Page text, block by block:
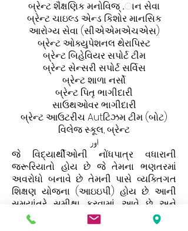
બ્રેન્ટ શૈક્ષણિક મનોવિજ્ .ાન સેવા
બ્રેન્ટ ચાઇલ્ડ એન્ડ કિશોર માનસિક
આરોગ્ય સેવા (સીએએમએચએસ)
બ્રેન્ટ ઓક્યુપેશનલ થેરાપિસ્ટ
બ્રેન્ટ બિહેવિયર સપોર્ટ ટીમ
બ્રેન્ટ સેન્સરી સપોર્ટ સર્વિસ
બ્રેન્ટ શાળા નર્સો
બ્રેન્ટ પિતૃ ભાગીદારી
સાઉથઓવર ભાગીદારી
બ્રેન્ટ આઉટરીચ Autટિઝમ ટીમ (બોટ)
વિલેજ સ્કૂલ, બ્રેન્ટ
اور
જે વિદ્યાર્થીઓની નોંધપાત્ર વધારાની
જરૂરિયાતો હોય છે જે તેમના ભણતરમાં
અવરોધો બનાવે છે તેમની પાસે વ્યક્તિગત
શિક્ષણ યોજના (આઇઇપી) હોય છે. આની
સમયાંતરે સમીક્ષા કરવામાં આવે છે અને
પરિવારો, વિદ્યાર્થીઓ અને સ્ટાફના યોગદાન